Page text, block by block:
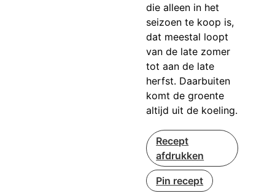
die alleen in het
seizoen te koop is,
dat meestal loopt
van de late zomer
tot aan de late
herfst. Daarbuiten
komt de groente
altijd uit de koeling.
Recept
afdrukken
Pin recept